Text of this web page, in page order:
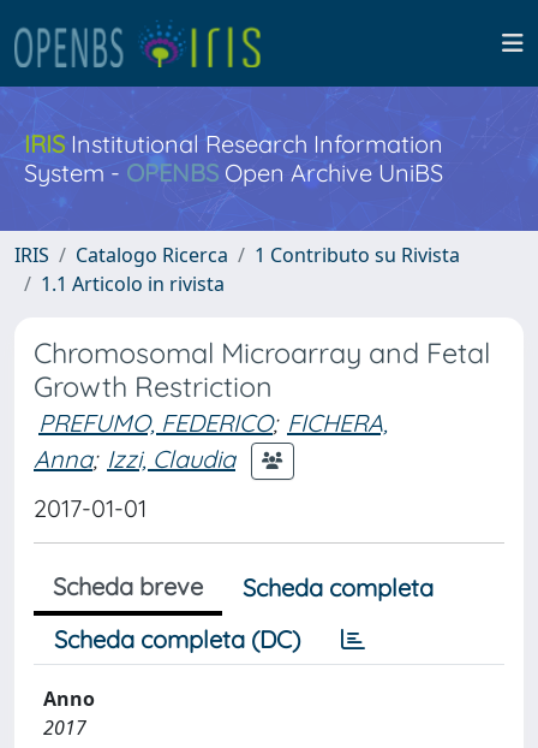
IRISInstitutional Research Information
System - OPENBS Open Archive UniBS
IRIS Catalogo Ricerca
1 Contributo su Rivista
1.1 Articolo in rivista
Chromosomal Microarray and Fetal
Growth Restriction
PREFUMO, FEDERICO; FICHERA,
Anna; Izzi, Claudia
2017-01-01
Scheda breve
Scheda completa
Scheda completa (DC)
Anno
2017